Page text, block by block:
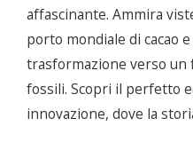
affascinante. Ammira
porto mondiale di cacao
trasformazione verso
fossili. Scopri il perfetto
innovazione, dove la